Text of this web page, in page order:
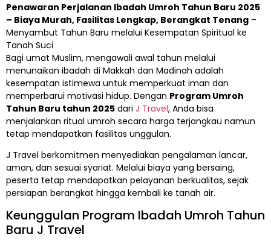
Penawaran Perjalanan Ibadah Umroh Tahun Baru 2025
– Biaya Murah, Fasilitas Lengkap, Berangkat Tenang –
Menyambut Tahun Baru melalui Kesempatan Spiritual ke
Tanah Suci
Bagi umat Muslim, mengawali awal tahun melalui
menunaikan ibadah di Makkah dan Madinah adalah
kesempatan istimewa untuk memperkuat iman dan
memperbarui motivasi hidup. Dengan Program Umroh
Tahun Baru tahun 2025 dari J Travel, Anda bisa
menjalankan ritual umroh secara harga terjangkau namun
tetap mendapatkan fasilitas unggulan.
J Travel berkomitmen menyediakan pengalaman lancar,
aman, dan sesuai syariat. Melalui biaya yang bersaing,
peserta tetap mendapatkan pelayanan berkualitas, sejak
persiapan berangkat hingga kembali ke tanah air.
Keunggulan Program Ibadah Umroh Tahun
Baru J Travel